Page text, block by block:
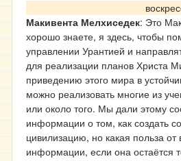
Макивента Мелхиседек: Это
хорошо знаете, я здесь, чтобы
управлении Урантией и
для реализации планов Христа
приведению этого мира в
можно реализовать многие из
или около того. Мы дали этому
информации о том, как создать
цивилизацию, но какая польза от
информации, если она остаётся